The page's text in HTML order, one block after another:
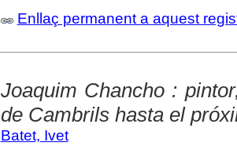
Enllaç permanent a aquest
Joaquim Chancho :
de Cambrils hasta el
Batet, Ivet